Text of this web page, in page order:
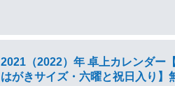
2021（2022）年 卓上カレンダー
はがきサイズ・六曜と祝日入り】